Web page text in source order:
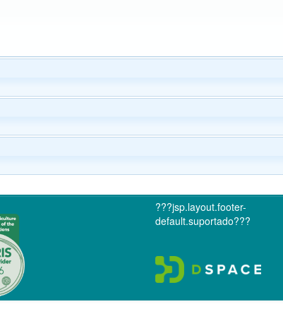
???jsp.layout.footer-
default.suportado???